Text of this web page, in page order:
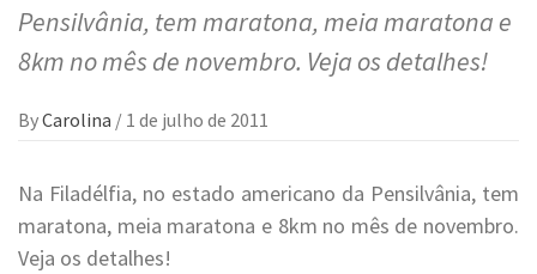
Pensilvânia, tem maratona, meia maratona e
8km no mês de novembro. Veja os detalhes!
ByCarolina / 1 de julho de 2011
Na Filadélfia, no estado americano da Pensilvânia, tem
maratona, meia maratona e 8km no mês de novembro.
Veja os detalhes!